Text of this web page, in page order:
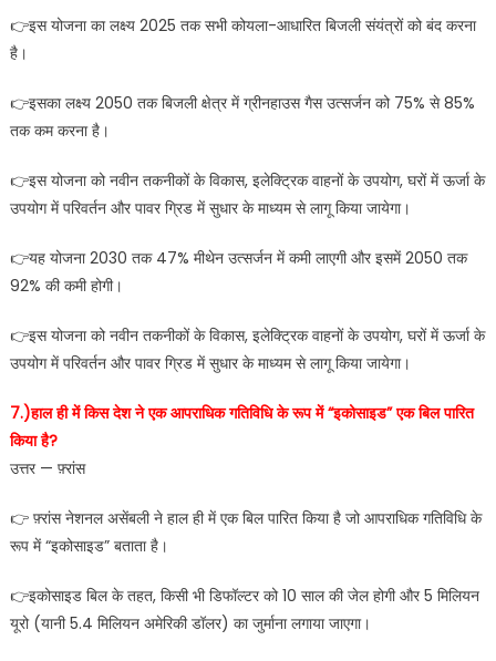
👉इस योजना का लक्ष्य 2025 तक सभी कोयला-आधारित बिजली संयंत्रों को बंद करना
है।
👉इसका लक्ष्य 2050 तक बिजली क्षेत्र में ग्रीनहाउस गैस उत्सर्जन को 75% से 85%
तक कम करना है।
👉इस योजना को नवीन तकनीकों के विकास, इलेक्ट्रिक वाहनों के उपयोग, घरों में ऊर्जा के
उपयोग में परिवर्तन और पावर ग्रिड में सुधार के माध्यम से लागू किया जायेगा।
👉यह योजना 2030 तक 47% मीथेन उत्सर्जन में कमी लाएगी और इसमें 2050 तक
92% की कमी होगी।
👉इस योजना को नवीन तकनीकों के विकास, इलेक्ट्रिक वाहनों के उपयोग, घरों में ऊर्जा के
उपयोग में परिवर्तन और पावर ग्रिड में सुधार के माध्यम से लागू किया जायेगा।
7.)हाल ही में किस देश ने एक आपराधिक गतिविधि के रूप में “इकोसाइड” एक बिल पारित
किया है?
उत्तर — फ़्रांस
👉 फ़्रांस नेशनल असेंबली ने हाल ही में एक बिल पारित किया है जो आपराधिक गतिविधि के
रूप में “इकोसाइड” बताता है।
👉इकोसाइड बिल के तहत, किसी भी डिफॉल्टर को 10 साल की जेल होगी और 5 मिलियन
यूरो (यानी 5.4 मिलियन अमेरिकी डॉलर) का जुर्माना लगाया जाएगा।